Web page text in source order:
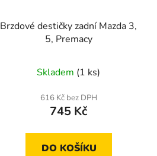
Brzdové destičky zadní Mazda 3,
5, Premacy
Skladem (1 ks)
616 Kč bez DPH
745 Kč
DO KOŠÍKU